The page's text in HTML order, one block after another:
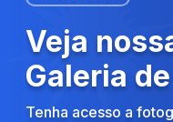
Veja
Galeria
Tenha acesso a